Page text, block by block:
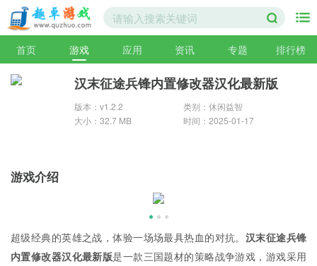
首页 游戏 应用 资讯 专题 排行榜
汉末征途兵锋内置修改器汉化最新版
版本：v1.2.2
类别：休闲益智
大小：32.7 MB
时间：2025-01-17
游戏介绍
超级经典的英雄之战，体验一场场最具热血的对抗。 汉末征途兵锋
内置修改器汉化最新版是一款三国题材的策略战争游戏，游戏采用